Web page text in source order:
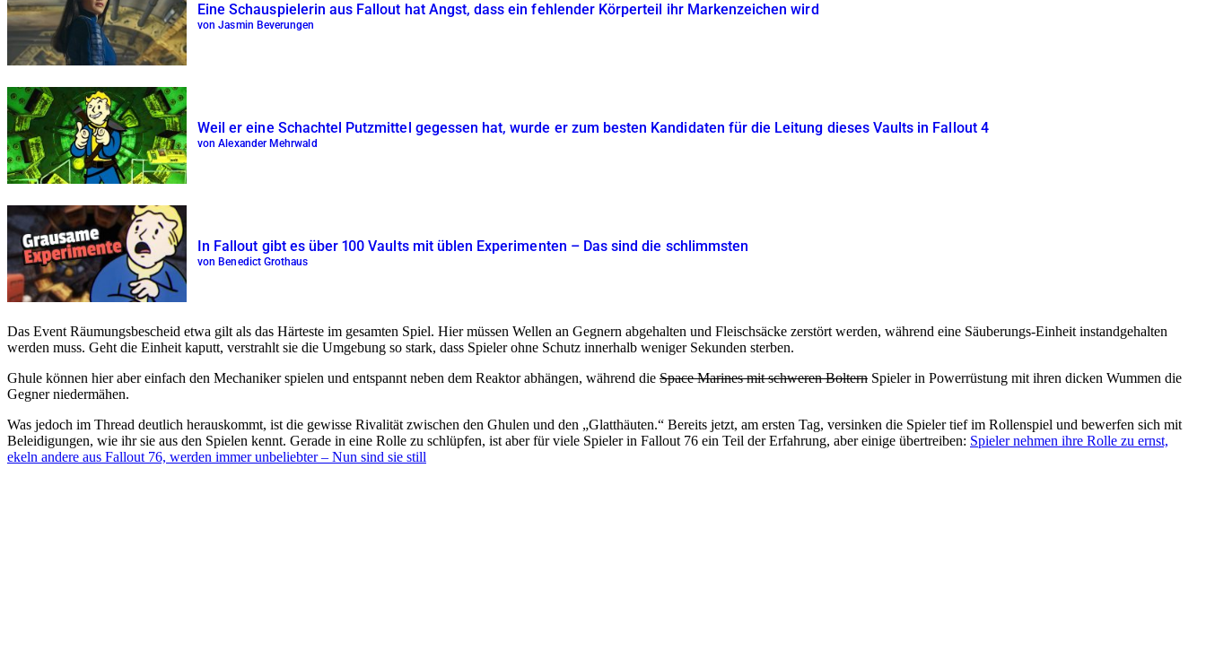
Eine Schauspielerin aus Fallout hat Angst, dass ein fehlender Körperteil ihr Markenzeichen wird
von Jasmin Beverungen
Weil er eine Schachtel Putzmittel gegessen hat, wurde er zum besten Kandidaten für die Leitung dieses Vaults in Fallout 4
von Alexander Mehrwald
In Fallout gibt es über 100 Vaults mit üblen Experimenten – Das sind die schlimmsten
von Benedict Grothaus
Das Event Räumungsbescheid etwa gilt als das Härteste im gesamten Spiel. Hier müssen Wellen an Gegnern abgehalten und Fleischsäcke zerstört werden, während eine Säuberungs-Einheit instandgehalten
werden muss. Geht die Einheit kaputt, verstrahlt sie die Umgebung so stark, dass Spieler ohne Schutz innerhalb weniger Sekunden sterben.
Ghule können hier aber einfach den Mechaniker spielen und entspannt neben dem Reaktor abhängen, während die Space Marines mit schweren Boltern Spieler in Powerrüstung mit ihren dicken Wummen die
Gegner niedermähen.
Was jedoch im Thread deutlich herauskommt, ist die gewisse Rivalität zwischen den Ghulen und den „Glatthäuten.“ Bereits jetzt, am ersten Tag, versinken die Spieler tief im Rollenspiel und bewerfen sich mit
Beleidigungen, wie ihr sie aus den Spielen kennt. Gerade in eine Rolle zu schlüpfen, ist aber für viele Spieler in Fallout 76 ein Teil der Erfahrung, aber einige übertreiben: Spieler nehmen ihre Rolle zu ernst,
ekeln andere aus Fallout 76, werden immer unbeliebter – Nun sind sie still